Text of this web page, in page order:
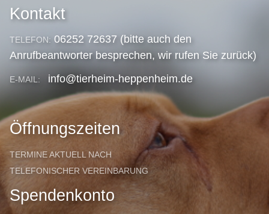
Kontakt
TELEFON: 06252 72637 (bitte auch den
Anrufbeantworter besprechen, wir rufen Sie zurück)
E-MAIL: info@tierheim-heppenheim.de
Öffnungszeiten
TERMINE AKTUELL NACH
TELEFONISCHER VEREINBARUNG
Spendenkonto